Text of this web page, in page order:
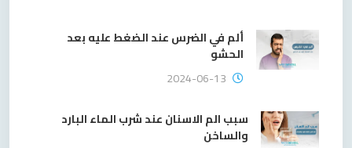
ألم في الضرس عند الضغط عليه بعد
الحشو
2024-06-13
سبب الم الاسنان عند شرب الماء البارد
والساخن